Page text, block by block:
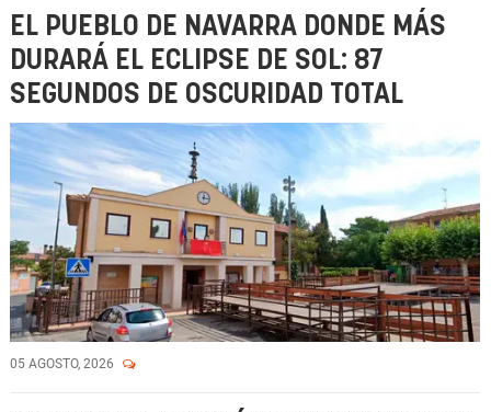
EL PUEBLO DE NAVARRA DONDE MÁS
DURARÁ EL ECLIPSE DE SOL: 87
SEGUNDOS DE OSCURIDAD TOTAL
05 AGOSTO, 2026